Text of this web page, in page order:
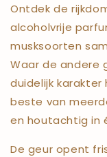
Ontdek de
alcoholvrije
musksoorten
Waar de andere
duidelijk
beste van
en houtachtig in
De geur opent